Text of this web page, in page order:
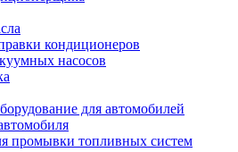
кондиционеров
насосов
для автомобилей
промывки топливных систем